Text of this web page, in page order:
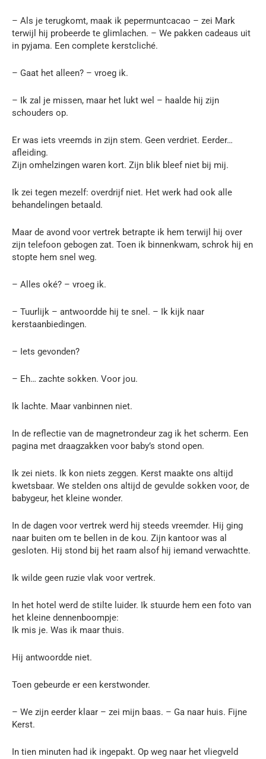
– Als je terugkomt, maak ik pepermuntcacao – zei Mark
terwijl hij probeerde te glimlachen. – We pakken cadeaus uit
in pyjama. Een complete kerstcliché.
– Gaat het alleen? – vroeg ik.
– Ik zal je missen, maar het lukt wel – haalde hij zijn
schouders op.
Er was iets vreemds in zijn stem. Geen verdriet. Eerder…
afleiding.
Zijn omhelzingen waren kort. Zijn blik bleef niet bij mij.
Ik zei tegen mezelf: overdrijf niet. Het werk had ook alle
behandelingen betaald.
Maar de avond voor vertrek betrapte ik hem terwijl hij over
zijn telefoon gebogen zat. Toen ik binnenkwam, schrok hij en
stopte hem snel weg.
– Alles oké? – vroeg ik.
– Tuurlijk – antwoordde hij te snel. – Ik kijk naar
kerstaanbiedingen.
– Iets gevonden?
– Eh… zachte sokken. Voor jou.
Ik lachte. Maar vanbinnen niet.
In de reflectie van de magnetrondeur zag ik het scherm. Een
pagina met draagzakken voor baby’s stond open.
Ik zei niets. Ik kon niets zeggen. Kerst maakte ons altijd
kwetsbaar. We stelden ons altijd de gevulde sokken voor, de
babygeur, het kleine wonder.
In de dagen voor vertrek werd hij steeds vreemder. Hij ging
naar buiten om te bellen in de kou. Zijn kantoor was al
gesloten. Hij stond bij het raam alsof hij iemand verwachtte.
Ik wilde geen ruzie vlak voor vertrek.
In het hotel werd de stilte luider. Ik stuurde hem een foto van
het kleine dennenboompje:
Ik mis je. Was ik maar thuis.
Hij antwoordde niet.
Toen gebeurde er een kerstwonder.
– We zijn eerder klaar – zei mijn baas. – Ga naar huis. Fijne
Kerst.
In tien minuten had ik ingepakt. Op weg naar het vliegveld